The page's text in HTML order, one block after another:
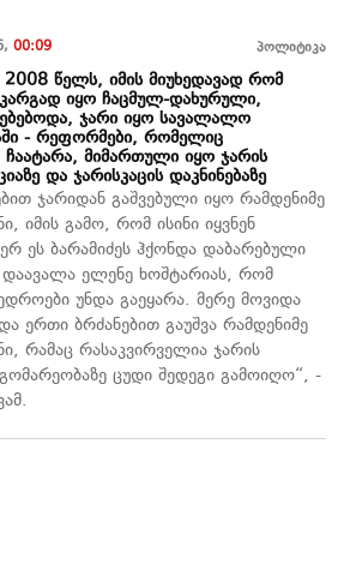
00:09 პოლიტიკა
წელს, იმის მიუხედავად რომ
იყო ჩაცმულ-დახურული,
ჯარი იყო სავალალო
- რეფორმები, რომელიც
მიმართული იყო ჯარის
და ჯარისკაცის დაკნინებაზე
ჯარიდან გაშვებული იყო რამდენიმე
იმის გამო, რომ ისინი იყვნენ
ეს ბარამიძეს ჰქონდა დაბარებული
დაავალა ელენე ხოშტარიას, რომ
უნდა გაეყარა. მერე მოვიდა
ერთი ბრძანებით გაუშვა რამდენიმე
რამაც რასაკვირველია ჯარის
ცუდი შედეგი გამოიღო“, -